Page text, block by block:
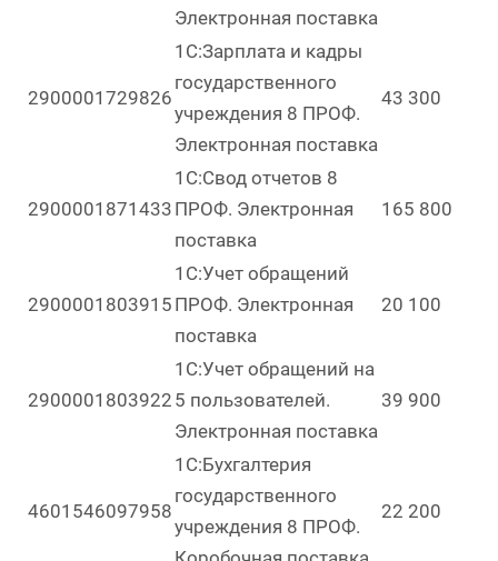
Электронная поставка
2900001729826
1С:Зарплата и кадры
государственного
учреждения 8 ПРОФ.
Электронная поставка
43 300
2900001871433
1С:Свод отчетов 8
ПРОФ. Электронная
поставка
165 800
2900001803915
1С:Учет обращений
ПРОФ. Электронная
поставка
20 100
2900001803922
1С:Учет обращений на
5 пользователей.
Электронная поставка
39 900
4601546097958
1С:Бухгалтерия
государственного
учреждения 8 ПРОФ.
22 200